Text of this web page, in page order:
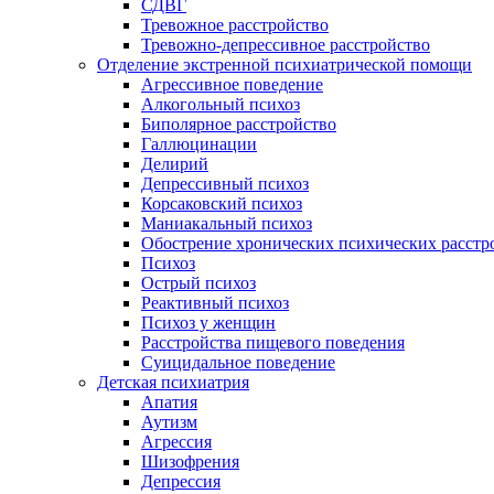
СДВГ
Тревожное расстройство
Тревожно-депрессивное расстройство
Отделение экстренной психиатрической помощи
Агрессивное поведение
Алкогольный психоз
Биполярное расстройство
Галлюцинации
Делирий
Депрессивный психоз
Корсаковский психоз
Маниакальный психоз
Обострение хронических психических
Психоз
Острый психоз
Реактивный психоз
Психоз у женщин
Расстройства пищевого поведения
Суицидальное поведение
Детская психиатрия
Апатия
Аутизм
Агрессия
Шизофрения
Депрессия